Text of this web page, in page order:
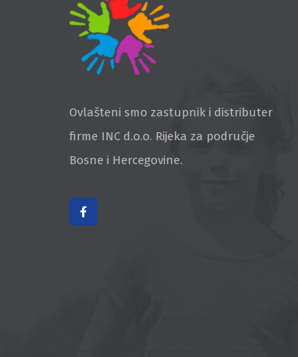
Ovlašteni smo zastupnik i distributer
firme INC d.o.o. Rijeka za područje
Bosne i Hercegovine.